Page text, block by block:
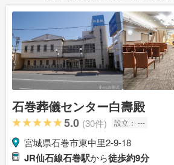
石巻葬儀センター白壽殿
5.0 (30件) 設立： ---
宮城県石巻市東中里2-9-18
JR仙石線石巻駅から徒歩約9分